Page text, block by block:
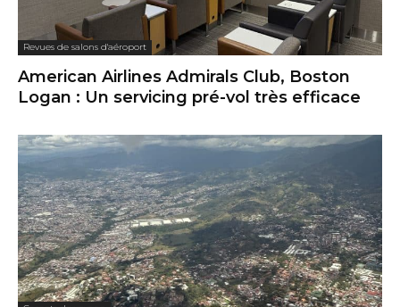
Revues de salons d'aéroport
American Airlines Admirals Club, Boston
Logan : Un servicing pré-vol très efficace